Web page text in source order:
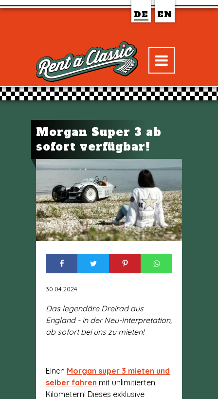
DE EN
Morgan Super 3 ab
sofort verfügbar!
30.04.2024
Das legendäre Dreirad aus
England - in der Neu-Interpretation,
ab sofort bei uns zu mieten!
Einen Morgan super 3 mieten und
selber fahren mit unlimitierten
Kilometern! Dieses exklusive